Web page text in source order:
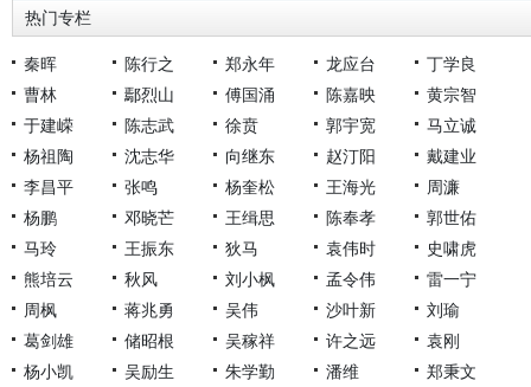
热门专栏
秦晖 陈行之 郑永年 龙应台
丁学良
曹林
鄢烈山 傅国涌 陈嘉映
黄宗智
于建嵘
陈志武 徐贲 郭宇宽
马立诚
杨祖陶
沈志华 向继东 赵汀阳
戴建业
李昌平
张鸣 杨奎松 王海光
周濂
杨鹏
邓晓芒 王缉思 陈奉孝
郭世佑
马玲
王振东 狄马 袁伟时
史啸虎
熊培云
秋风 刘小枫 孟令伟
雷一宁
周枫
蒋兆勇 吴伟 沙叶新
刘瑜
葛剑雄
储昭根 吴稼祥 许之远
袁刚
杨小凯
吴励生 朱学勤 潘维 郑秉文